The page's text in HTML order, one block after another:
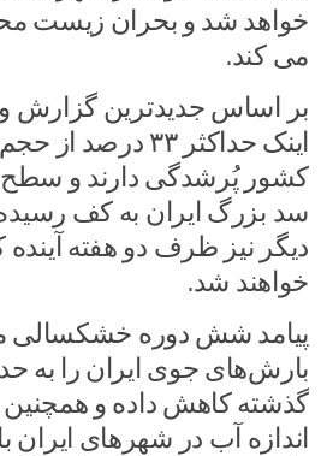
خواهد شد و بحران زیست
می کند.
بر اساس جدیدترین گزارش
اینک حداکثر ۳۳
سد بزرگ ایران به کف
دیگر نیز ظرف دو هفته
خواهند شد.
پیامد شش دوره خشکسالی
گذشته کاهش داده و
اندازه آب در شهرهای ایران